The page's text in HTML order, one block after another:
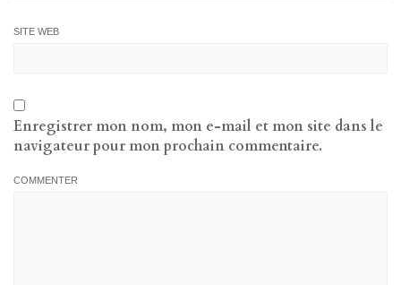
SITE WEB
Enregistrer mon nom, mon e-mail et mon site dans le
navigateur pour mon prochain commentaire.
COMMENTER